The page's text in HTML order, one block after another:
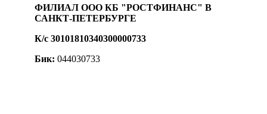
ФИЛИАЛ ООО КБ "РОСТФИНАНС" В
САНКТ-ПЕТЕРБУРГЕ
К/с 30101810340300000733
Бик: 044030733